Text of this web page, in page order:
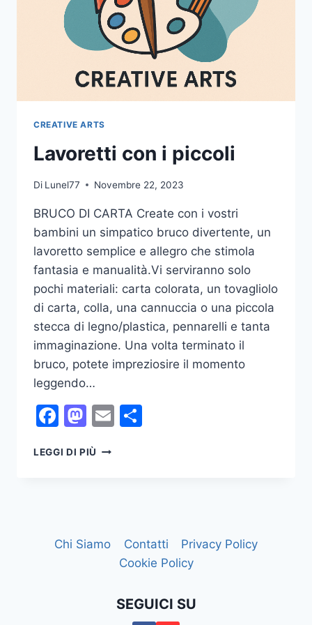
CREATIVE ARTS
Lavoretti con i piccoli
Di Lunel77 Novembre 22, 2023
BRUCO DI CARTA Create con i vostri
bambini un simpatico bruco divertente, un
lavoretto semplice e allegro che stimola
fantasia e manualità.Vi serviranno solo
pochi materiali: carta colorata, un tovagliolo
di carta, colla, una cannuccia o una piccola
stecca di legno/plastica, pennarelli e tanta
immaginazione. Una volta terminato il
bruco, potete impreziosire il momento
leggendo…
Facebook
Mastodon
Email
LEGGI DI PIÙ LAVORETTI
Chi Siamo Contatti
Privacy Policy
Cookie Policy
SEGUICI SU